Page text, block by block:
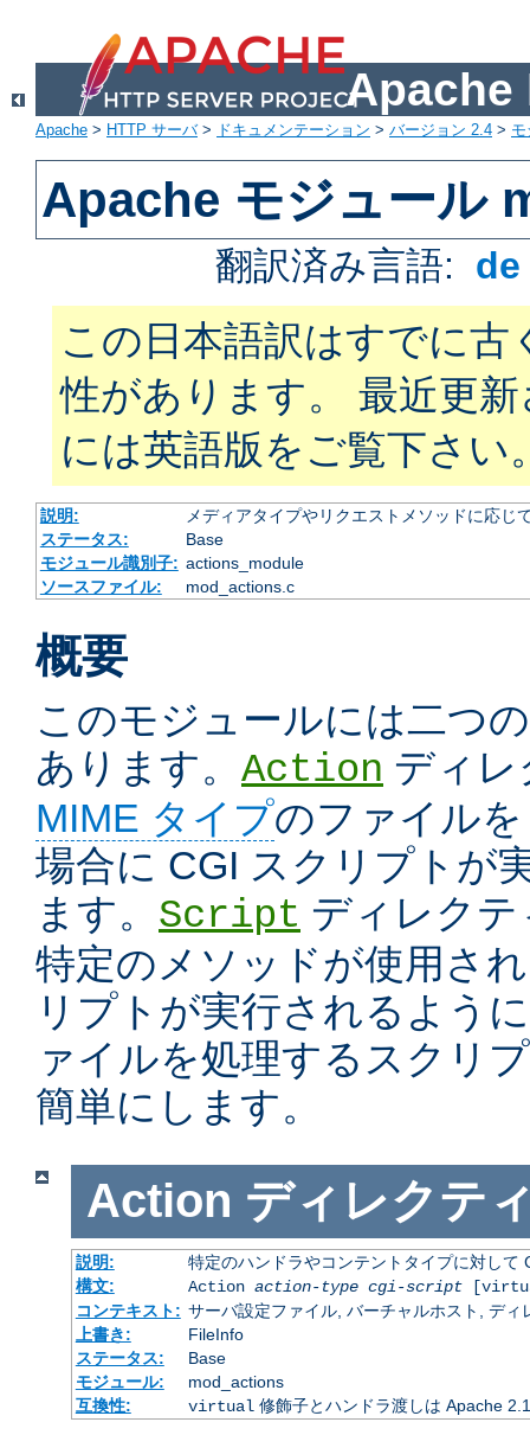
Apache
Apache > HTTP サーバ> ドキュメンテーション > バージョン 2.4 >
Apache モジュール
翻訳済み言語:
この日本語訳はすでに古
性があります。 最近更
には英語版をご覧下さい
説明:
メディアタイプやリクエストメソッドに応じ
ステータス:
Base
モジュール識別子: actions_module
ソースファイル:
mod_actions.c
概要
このモジュールには二つ
あります。 Action ディ
MIME タイプのファイル
場合に CGI スクリプトが
ます。 Script ディレク
特定のメソッドが使用さ
リプトが実行されるよう
ァイルを処理するスクリ
簡単にします。
Action ディレクテ
説明:
特定のハンドラやコンテントタイプに対して
構文:
Action action-type cgi-script
コンテキスト: サーバ設定ファイル, バーチャルホスト, ディ
上書き:
FileInfo
ステータス:
Base
モジュール:
mod_actions
互換性:
virtual 修飾子とハンドラ渡しは Apache